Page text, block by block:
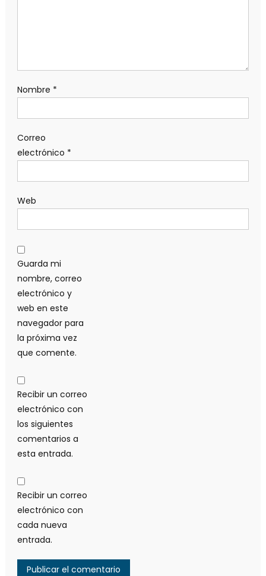
Nombre *
Correo
electrónico *
Web
Guarda mi
nombre, correo
electrónico y
web en este
navegador para
la próxima vez
que comente.
Recibir un correo
electrónico con
los siguientes
comentarios a
esta entrada.
Recibir un correo
electrónico con
cada nueva
entrada.